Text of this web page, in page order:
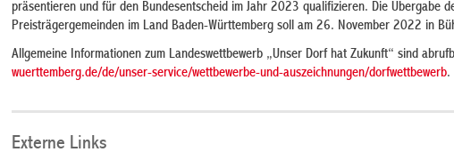
präsentieren und für den Bundesentscheid im Jahr 2023 qualifizieren. Die Übergabe
Preisträgergemeinden im Land Baden-Württemberg soll am 26. November 2022 in
Allgemeine Informationen zum Landeswettbewerb „Unser Dorf hat Zukunft“ sind
wuerttemberg.de/de/unser-service/wettbewerbe-und-auszeichnungen/dorfwettbewerb.
Externe Links